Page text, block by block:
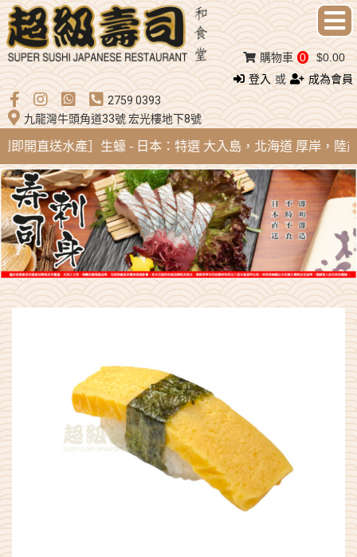
登入 或
成為會員
2759 0393
九龍灣牛頭角道33號 宏光樓地下8號
購物車 0 $0.00
即開直送水產］生蠔 - 日本：特選 大入島，北海道 厚岸，陸